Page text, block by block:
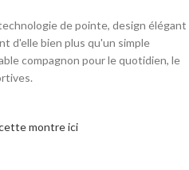
de pointe, design élégant
d'elle bien plus qu'un simple
compagnon pour le quotidien, le
montre ici